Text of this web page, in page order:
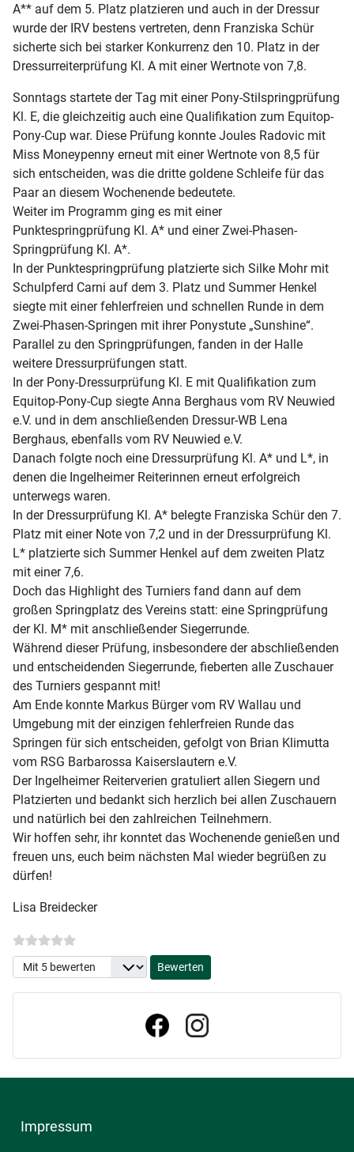
A** auf dem 5. Platz platzieren und auch in der Dressur
wurde der IRV bestens vertreten, denn Franziska Schür
sicherte sich bei starker Konkurrenz den 10. Platz in der
Dressurreiterprüfung Kl. A mit einer Wertnote von 7,8.
Sonntags startete der Tag mit einer Pony-Stilspringprüfung
Kl. E, die gleichzeitig auch eine Qualifikation zum Equitop-
Pony-Cup war. Diese Prüfung konnte Joules Radovic mit
Miss Moneypenny erneut mit einer Wertnote von 8,5 für
sich entscheiden, was die dritte goldene Schleife für das
Paar an diesem Wochenende bedeutete.
Weiter im Programm ging es mit einer
Punktespringprüfung Kl. A* und einer Zwei-Phasen-
Springprüfung Kl. A*.
In der Punktespringprüfung platzierte sich Silke Mohr mit
Schulpferd Carni auf dem 3. Platz und Summer Henkel
siegte mit einer fehlerfreien und schnellen Runde in dem
Zwei-Phasen-Springen mit ihrer Ponystute „Sunshine“.
Parallel zu den Springprüfungen, fanden in der Halle
weitere Dressurprüfungen statt.
In der Pony-Dressurprüfung Kl. E mit Qualifikation zum
Equitop-Pony-Cup siegte Anna Berghaus vom RV Neuwied
e.V. und in dem anschließenden Dressur-WB Lena
Berghaus, ebenfalls vom RV Neuwied e.V.
Danach folgte noch eine Dressurprüfung Kl. A* und L*, in
denen die Ingelheimer Reiterinnen erneut erfolgreich
unterwegs waren.
In der Dressurprüfung Kl. A* belegte Franziska Schür den 7.
Platz mit einer Note von 7,2 und in der Dressurprüfung Kl.
L* platzierte sich Summer Henkel auf dem zweiten Platz
mit einer 7,6.
Doch das Highlight des Turniers fand dann auf dem
großen Springplatz des Vereins statt: eine Springprüfung
der Kl. M* mit anschließender Siegerrunde.
Während dieser Prüfung, insbesondere der abschließenden
und entscheidenden Siegerrunde, fieberten alle Zuschauer
des Turniers gespannt mit!
Am Ende konnte Markus Bürger vom RV Wallau und
Umgebung mit der einzigen fehlerfreien Runde das
Springen für sich entscheiden, gefolgt von Brian Klimutta
vom RSG Barbarossa Kaiserslautern e.V.
Der Ingelheimer Reiterverien gratuliert allen Siegern und
Platzierten und bedankt sich herzlich bei allen Zuschauern
und natürlich bei den zahlreichen Teilnehmern.
Wir hoffen sehr, ihr konntet das Wochenende genießen und
freuen uns, euch beim nächsten Mal wieder begrüßen zu
dürfen!
Lisa Breidecker
Bitte bewerten
Impressum